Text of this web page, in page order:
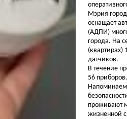
Мэрия
оснащает
(АДПИ)
города. На
(квартирах)
датчиков.
В течение
56 приборов.
проживают
жизненной